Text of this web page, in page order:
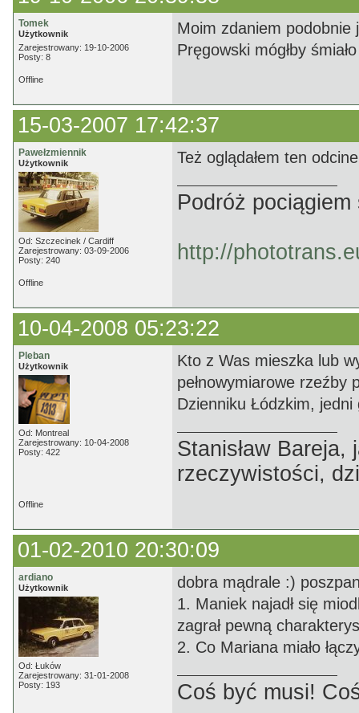
Tomek
Użytkownik
Zarejestrowany: 19-10-2006
Posty: 8
Moim zdaniem podobnie
Pręgowski mógłby
Offline
15-03-2007 17:42:37
Pawełzmiennik
Użytkownik
Od: Szczecinek / Cardiff
Zarejestrowany: 03-09-2006
Posty: 240
Też oglądałem ten
Podróż
http://
Offline
10-04-2008 05:23:22
Pleban
Użytkownik
Od: Montreal
Zarejestrowany: 10-04-2008
Posty: 422
Kto z Was mieszka lub
pełnowymiarowe rzeźby
Dzienniku Łódzkim, jedni
Stanisław
rzeczywistości,
Offline
01-02-2010 20:30:09
ardiano
Użytkownik
Od: Łuków
Zarejestrowany: 31-01-2008
Posty: 193
dobra mądrale :)
1. Maniek najadł się
zagrał pewną
2. Co Mariana miało
Coś być musi!